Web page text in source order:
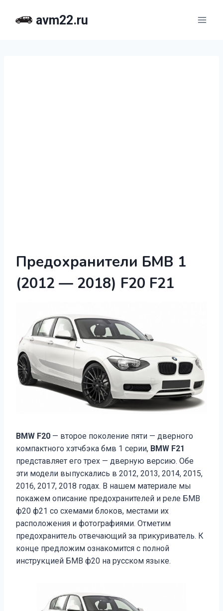
avm22.ru
Предохранители БМВ 1
(2012 — 2018) F20 F21
BMW F20 — второе поколение пяти — дверного
компактного хэтчбэка бмв 1 серии, BMW F21
представляет его трех — дверную версию. Обе
эти модели выпускались в 2012, 2013, 2014, 2015,
2016, 2017, 2018 годах. В нашем материале мы
покажем описание предохранителей и реле БМВ
ф20 ф21 со схемами блоков, местами их
расположения и фотографиями. Отметим
предохранитель отвечающий за прикуриватель. К
конце предложим ознакомится с полной
инструкцией БМВ ф20 на русском языке.